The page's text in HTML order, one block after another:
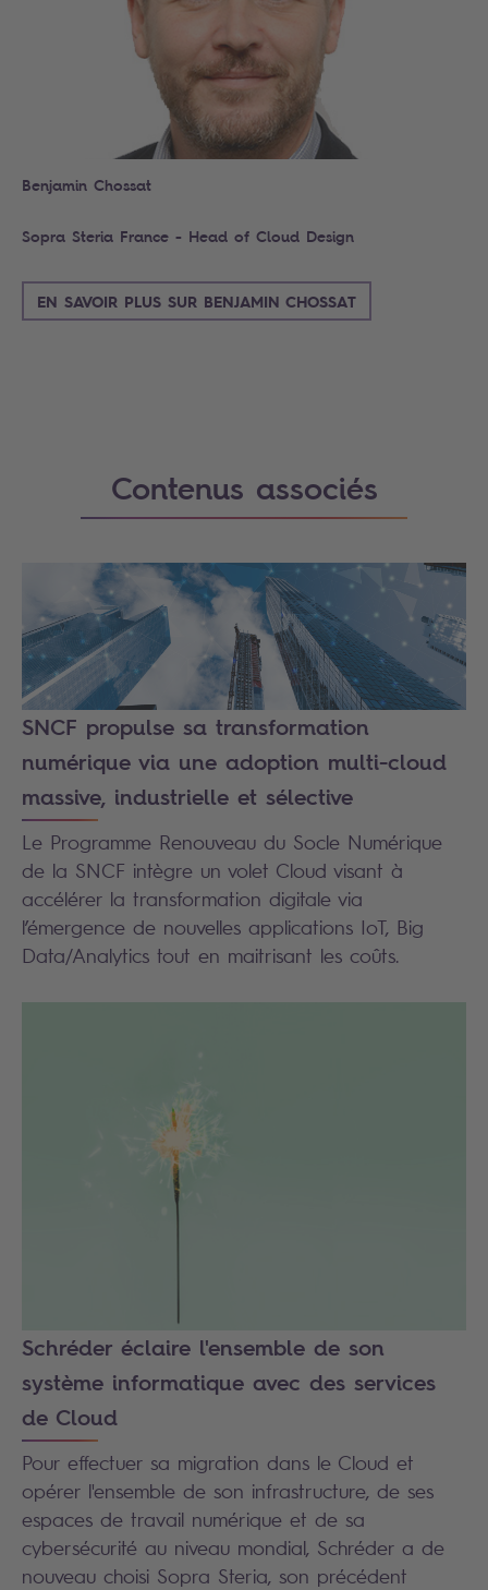
Benjamin Chossat
Sopra Steria France - Head of Cloud Design
EN SAVOIR PLUS SUR BENJAMIN CHOSSAT
Contenus associés
SNCF propulse sa transformation
numérique via une adoption multi-cloud
massive, industrielle et sélective
Le Programme Renouveau du Socle Numérique
de la SNCF intègre un volet Cloud visant à
accélérer la transformation digitale via
l’émergence de nouvelles applications IoT, Big
Data/Analytics tout en maitrisant les coûts.
Schréder éclaire l'ensemble de son
système informatique avec des services
de Cloud
Pour effectuer sa migration dans le Cloud et
opérer l'ensemble de son infrastructure, de ses
espaces de travail numérique et de sa
cybersécurité au niveau mondial, Schréder a de
nouveau choisi Sopra Steria, son précédent